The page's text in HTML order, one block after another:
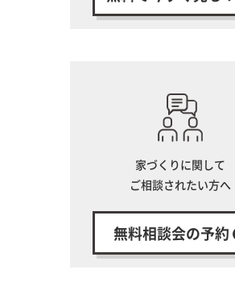
家づくりに関して
ご相談されたい方へ
無料相談会の予約